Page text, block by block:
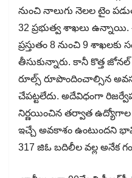
నుంచి నాలుగు నెలల టైం
32 ప్రభుత్వ శాఖలు
ప్రస్తుతం 8 నుంచి 9
తీసుకున్నారు. కానీ కొత్త
రూల్స్ రూపొందించాల్సిన
చేపట్టలేదు. అదేవిధంగా
నిర్ణయించిన తర్వాత ఉద్యోగాల
ఇచ్చే అవకాశం ఉంటుందని
317 జిఓ బదిలీల వల్ల అనేక